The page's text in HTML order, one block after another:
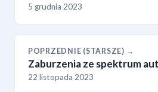
5 grudnia 2023
POPRZEDNIE (STARSZE) →
Zaburzenia ze spektrum
22 listopada 2023